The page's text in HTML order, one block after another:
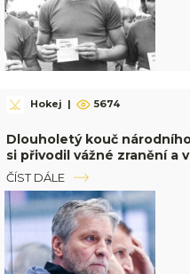
Hokej | 5674
Dlouholetý kouč
si přivodil vážné zranění a
ČÍST DÁLE